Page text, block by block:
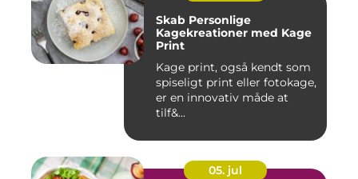
Skab Personlige
Kagekreationer med Kage
Print
Kage print, også kendt som
spiseligt print eller fotokage,
er en innovativ måde at
tilf&...
05. jul